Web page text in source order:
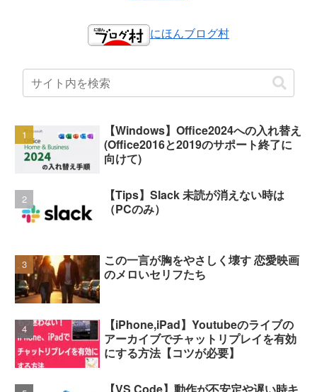
にほんブログ村
【Windows】Office2024への入れ替え
(Office2016と2019のサポート終了に
向けて)
【Tips】Slack 未読が消えない時は
（PCのみ）
この一言が胸をやさしく壊す 恋愛映画
のメロいセリフたち
【iPhone,iPad】Youtubeのライブの
アーカイブでチャットリプレイを有効
にする方法【コツが必要】